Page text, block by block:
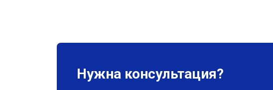
Нужна консультация?